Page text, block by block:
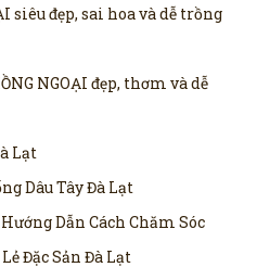
siêu đẹp, sai hoa và dễ trồng
NGOẠI đẹp, thơm và dễ
Lạt
Dâu Tây Đà Lạt
Dẫn Cách Chăm Sóc
Đặc Sản Đà Lạt